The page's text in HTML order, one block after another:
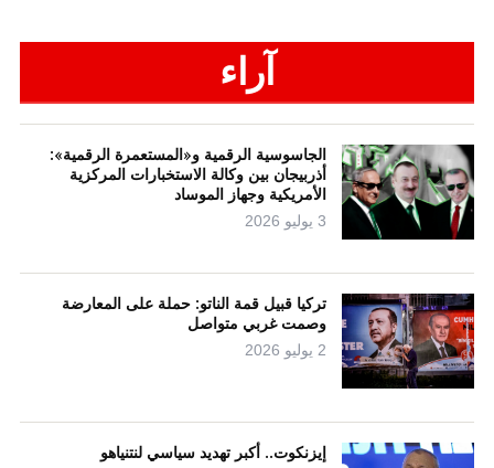
آراء
الجاسوسية الرقمية و«المستعمرة الرقمية»:
أذربيجان بين وكالة الاستخبارات المركزية
الأمريكية وجهاز الموساد
3 يوليو 2026
تركيا قبيل قمة الناتو: حملة على المعارضة
وصمت غربي متواصل
2 يوليو 2026
إيزنكوت.. أكبر تهديد سياسي لنتنياهو